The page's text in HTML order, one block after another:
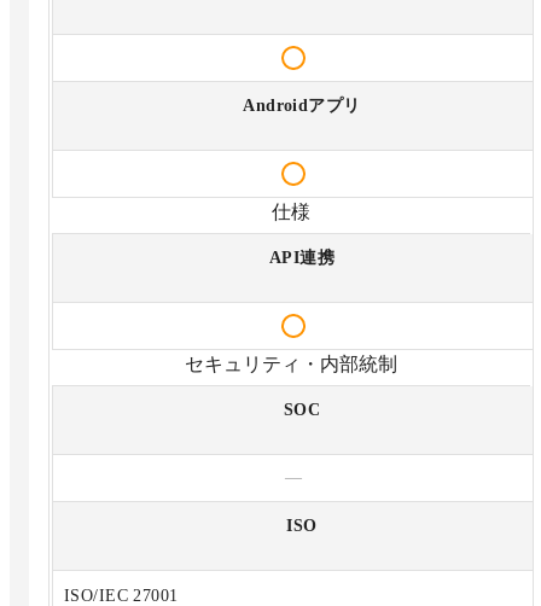
Androidアプリ
仕様
API連携
セキュリティ・内部統制
SOC
—
ISO
ISO/IEC 27001